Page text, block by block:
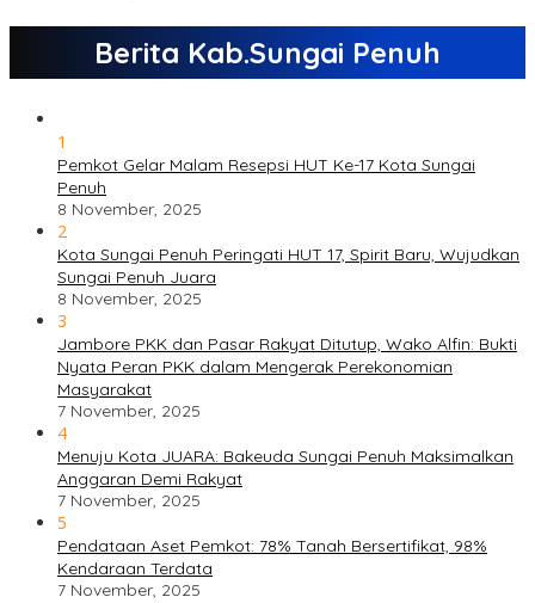
Berita Kab.Sungai Penuh
1
Pemkot Gelar Malam Resepsi HUT Ke-17 Kota Sungai
Penuh
8 November, 2025
2
Kota Sungai Penuh Peringati HUT 17, Spirit Baru, Wujudkan
Sungai Penuh Juara
8 November, 2025
3
Jambore PKK dan Pasar Rakyat Ditutup, Wako Alfin: Bukti
Nyata Peran PKK dalam Mengerak Perekonomian
Masyarakat
7 November, 2025
4
Menuju Kota JUARA: Bakeuda Sungai Penuh Maksimalkan
Anggaran Demi Rakyat
7 November, 2025
5
Pendataan Aset Pemkot: 78% Tanah Bersertifikat, 98%
Kendaraan Terdata
7 November, 2025